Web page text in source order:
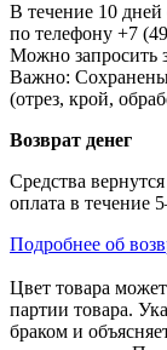
В течение 10
по телефону +7
Можно запросить
Важно: Сохранены
(отрез, крой,
Возврат денег
Средства
оплата в течение
Подробнее об
Цвет товара
партии товара.
браком и